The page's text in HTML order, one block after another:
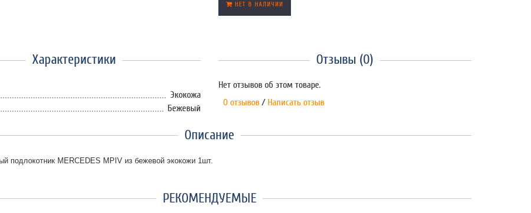
НЕТ В НАЛИЧИИ
Характеристики
Экокожа
Бежевый
Отзывы (0)
Нет отзывов об этом товаре.
0 отзывов / Написать отзыв
Описание
подлокотник MERCEDES MPIV из бежевой экокожи 1шт.
РЕКОМЕНДУЕМЫЕ